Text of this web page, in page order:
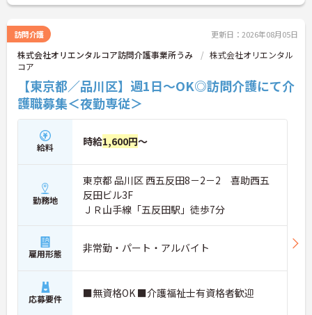
訪問介護 更新日：2026年08月05日
株式会社オリエンタルコア訪問介護事業所うみ
株式会社オリエンタル
コア
【東京都／品川区】週1日～OK◎訪問介護にて介
護職募集＜夜勤専従＞
給料 時給1,600円～
勤務地
東京都 品川区 西五反田8－2－2 喜助西五
反田ビル3F
ＪＲ山手線「五反田駅」徒歩7分
雇用形態 非常勤・パート・アルバイト
応募要件 ■無資格OK ■介護福祉士有資格者歓迎